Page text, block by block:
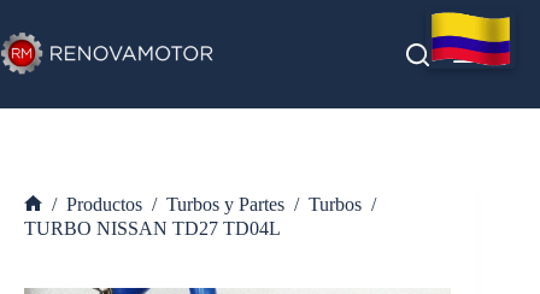
al
contenido
Inicio
/ Productos / Turbos y Partes / Turbos /
TURBO NISSAN TD27 TD04L